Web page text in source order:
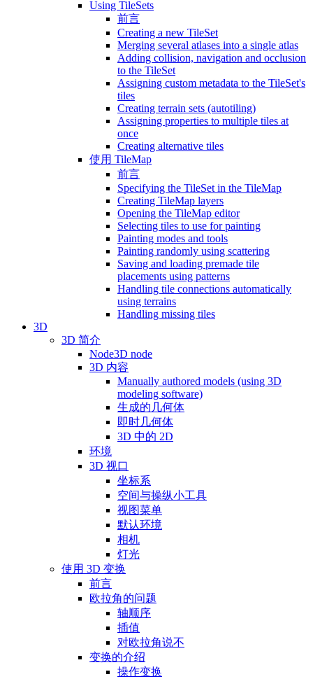
Using TileSets
前言
Creating a new TileSet
Merging several atlases into a single atlas
Adding collision, navigation and occlusion
to the TileSet
Assigning custom metadata to the TileSet's
tiles
Creating terrain sets (autotiling)
Assigning properties to multiple tiles at
once
Creating alternative tiles
使用 TileMap
前言
Specifying the TileSet in the TileMap
Creating TileMap layers
Opening the TileMap editor
Selecting tiles to use for painting
Painting modes and tools
Painting randomly using scattering
Saving and loading premade tile
placements using patterns
Handling tile connections automatically
using terrains
Handling missing tiles
3D
3D 简介
Node3D node
3D 内容
Manually authored models (using 3D
modeling software)
生成的几何体
即时几何体
3D 中的 2D
环境
3D 视口
坐标系
空间与操纵小工具
视图菜单
默认环境
相机
灯光
使用 3D 变换
前言
欧拉角的问题
轴顺序
插值
对欧拉角说不
变换的介绍
操作变换